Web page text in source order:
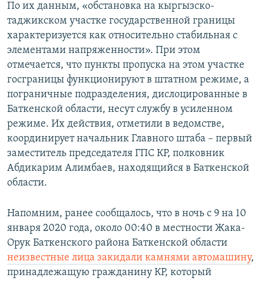
По их данным, «обстановка на кыргызско-
таджикском участке государственной границы
характеризуется как относительно стабильная с
элементами напряженности». При этом
отмечается, что пункты пропуска на этом участке
госграницы функционируют в штатном режиме, а
пограничные подразделения, дислоцированные в
Баткенской области, несут службу в усиленном
режиме. Их действия, отметили в ведомстве,
координирует начальник Главного штаба – первый
заместитель председателя ГПС КР, полковник
Абдикарим Алимбаев, находящийся в Баткенской
области.
Напомним, ранее сообщалось, что в ночь с 9 на 10
января 2020 года, около 00:40 в местности Жака-
Орук Баткенского района Баткенской области
неизвестные лица закидали камнями автомашину,
принадлежащую гражданину КР, который